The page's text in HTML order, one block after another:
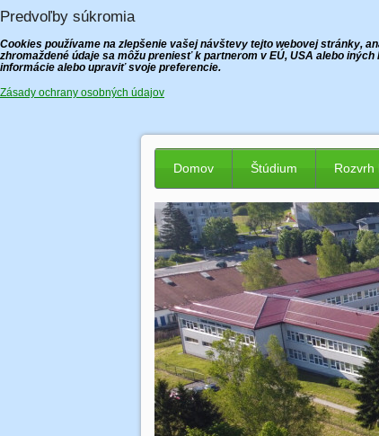
Domov Štúdium Rozvrh
Predvoľby súkromia
Cookies používame na zlepšenie vašej návštevy tejto webovej stránky,
zhromaždené údaje sa môžu preniesť k partnerom v EÚ, USA alebo
informácie alebo upraviť svoje preferencie.
Zásady ochrany osobných údajov